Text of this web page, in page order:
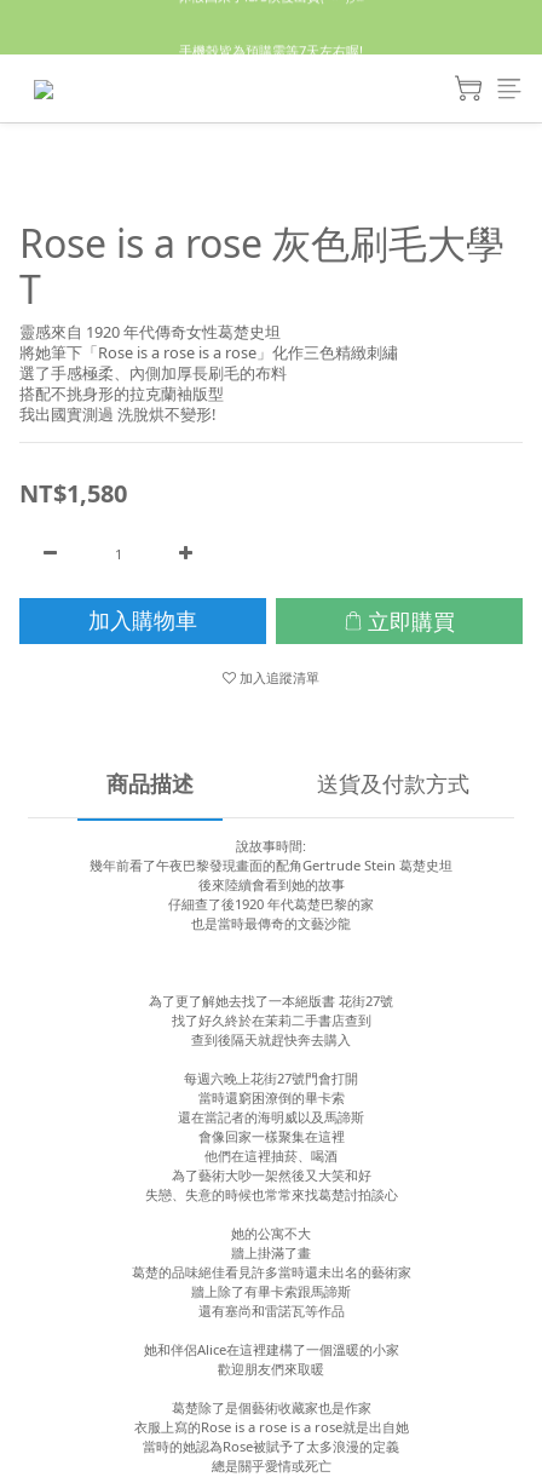
手機殼皆為預購需等7天左右喔!
Rose is a rose 灰色刷毛大學
T
靈感來自 1920 年代傳奇女性葛楚史坦
將她筆下「Rose is a rose is a rose」化作三色精緻刺繡
選了手感極柔、內側加厚長刷毛的布料
搭配不挑身形的拉克蘭袖版型
我出國實測過 洗脫烘不變形!
NT$1,580
加入購物車 立即購買
加入追蹤清單
商品描述 送貨及付款方式
說故事時間:
幾年前看了午夜巴黎發現畫面的配角Gertrude Stein 葛楚史坦
後來陸續會看到她的故事
仔細查了後1920 年代葛楚巴黎的家
也是當時最傳奇的文藝沙龍
為了更了解她去找了一本絕版書 花街27號
找了好久終於在茉莉二手書店查到
查到後隔天就趕快奔去購入
每週六晚上花街27號門會打開
當時還窮困潦倒的畢卡索
還在當記者的海明威以及馬諦斯
會像回家一樣聚集在這裡
他們在這裡抽菸、喝酒
為了藝術大吵一架然後又大笑和好
失戀、失意的時候也常常來找葛楚討拍談心
她的公寓不大
牆上掛滿了畫
葛楚的品味絕佳看見許多當時還未出名的藝術家
牆上除了有畢卡索跟馬諦斯
還有塞尚和雷諾瓦等作品
她和伴侶Alice在這裡建構了一個溫暖的小家
歡迎朋友們來取暖
葛楚除了是個藝術收藏家也是作家
衣服上寫的Rose is a rose is a rose就是出自她
當時的她認為Rose被賦予了太多浪漫的定義
總是關乎愛情或死亡